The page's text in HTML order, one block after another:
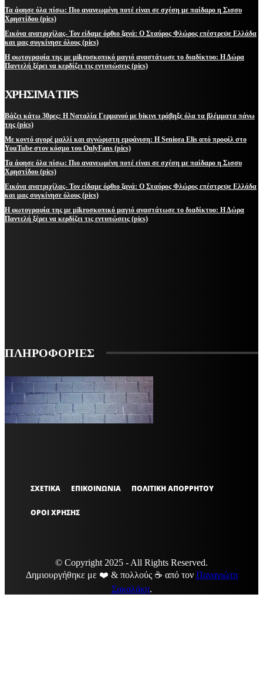
Τα άφησε όλα πίσω: Πιο ανανεωμένη ποτέ είναι σε σχέση με παίδαρο η Σισσυ
Χρηστίδου (pics)
Εικόνα ανατριχίλας- Τον είδαμε όρθιο ξανά: Ο Σταύρος Φλώρος επέστρεψε Ελλάδα
και μας συγκίνησε όλους (pics)
Η φωτογραφία της με μikroσκοπικό μαγιό αναστάτωσε το διαδίκτυο: Η Δώρα
Παντελή ξέρει να κερδίζει τις εντυπώσεις (pics)
ΧΡΗΣΙΜΑ TIPS
Βάζει κάτω 30ρες: Η Ναταλία Γερμανού με biκινι τράβηξε όλα τα βλέμματα πάνω
της (pics)
Με κοντό αγορέ μαλλί και αγνώριστη εμφάνιση: Η Seniora Elis από προφίλ στο
YouTube στον κόσμο του OnlyFans (pics)
Τα άφησε όλα πίσω: Πιο ανανεωμένη ποτέ είναι σε σχέση με παίδαρο η Σισσυ
Χρηστίδου (pics)
Εικόνα ανατριχίλας- Τον είδαμε όρθιο ξανά: Ο Σταύρος Φλώρος επέστρεψε Ελλάδα
και μας συγκίνησε όλους (pics)
Η φωτογραφία της με μikroσκοπικό μαγιό αναστάτωσε το διαδίκτυο: Η Δώρα
Παντελή ξέρει να κερδίζει τις εντυπώσεις (pics)
ΠΛΗΡΟΦΟΡΙΕΣ
VARiEMAi
OFFICIAL
ΣΧΕΤΙΚΑ ΕΠΙΚΟΙΝΩΝΙΑ ΠΟΛΙΤΙΚΗ ΑΠΟΡΡΗΤΟΥ
ΟΡΟΙ ΧΡΗΣΗΣ
© Copyright 2025 - All Rights Reserved.
Δημιουργήθηκε με ❤️ & πολλούς ☕ από τον Παναγιώτη
Σακαλάκη.